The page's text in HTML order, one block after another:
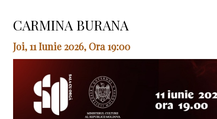
CARMINA BURANA
Joi, 11 Iunie 2026, Ora 19:00